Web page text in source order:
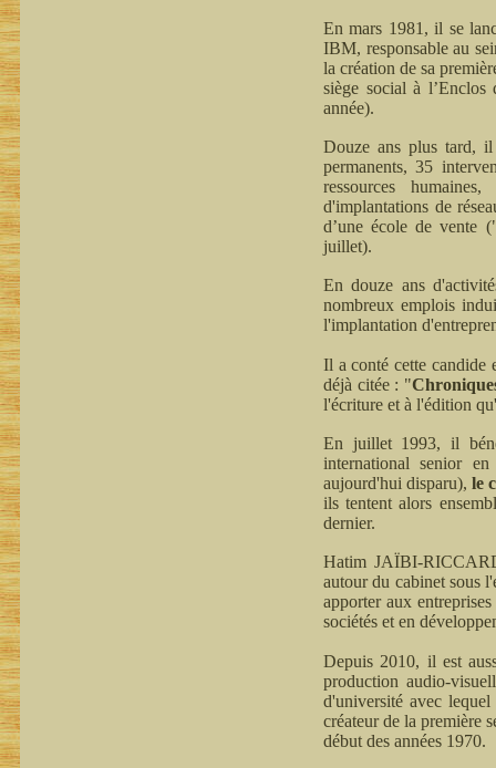
En mars 1981, il se
IBM, responsable au
la création de sa
siège social à
année).
Douze ans plus tard,
permanents, 35
ressources
d'implantations de
d’une école de vente
juillet).
En douze ans
nombreux emplois
l'implantation
Il a conté cette candide
déjà citée : "
l'écriture et à l'édition
En juillet 1993, il
international senior
aujourd'hui disparu), le
ils tentent alors
dernier.
Hatim JAÏBI-
autour du cabinet sous
apporter aux
sociétés et en
Depuis 2010, il est
production audio-
d'université avec
créateur de la première
début des années 1970.